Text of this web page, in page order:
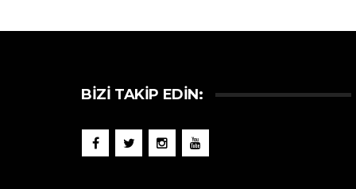
BIZI TAKIP EDIN: